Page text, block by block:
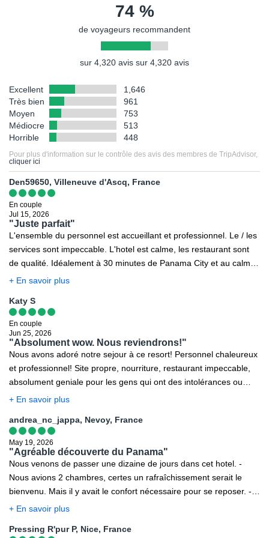
différente de celle figurant en photo sur le présent descriptif.
Excellent
1,646
Très bien
961
Moyen
753
Médiocre
513
Horrible
448
74 %
de voyageurs recommandent
sur 4,320 avis sur 4,320 avis
Pour plus d'information sur le contrôle des avis des membres de TripAdvisor,
cliquer ici
Den59650, Villeneuve d'Ascq, France
En couple
Jul 15, 2026
"Juste parfait"
L'ensemble du personnel est accueillant et professionnel. Le / les
services sont impeccable. L'hotel est calme, les restaurant sont
de qualité. Idéalement à 30 minutes de Panama City et au calme.
L'environnement est très intéressant, ne pas hésiter à observer la
+ En savoir plus
Katy S
En couple
Jun 25, 2026
"Absolument wow. Nous reviendrons!"
Nous avons adoré notre sejour à ce resort! Personnel chaleureux
et professionnel! Site propre, nourriture, restaurant impeccable,
absolument geniale pour les gens qui ont des intolérances ou
particularités alimentaires. Belle animation a la piscine en apres
mais sinon pour tout le reste A1.
+ En savoir plus
andrea_nc_jappa, Nevoy, France
May 19, 2026
"Agréable découverte du Panama"
Nous venons de passer une dizaine de jours dans cet hotel. -
Nous avions 2 chambres, certes un rafraîchissement serait le
bienvenu. Mais il y avait le confort nécessaire pour se reposer. - il
y a de quoi s'occuper dans l'hôtel : piscine et de nombreux jeux
intérieurs. - concernant la nourriture : rien à redire. Il y en a pour
+ En savoir plus
Pressing R'pur P, Nice, France